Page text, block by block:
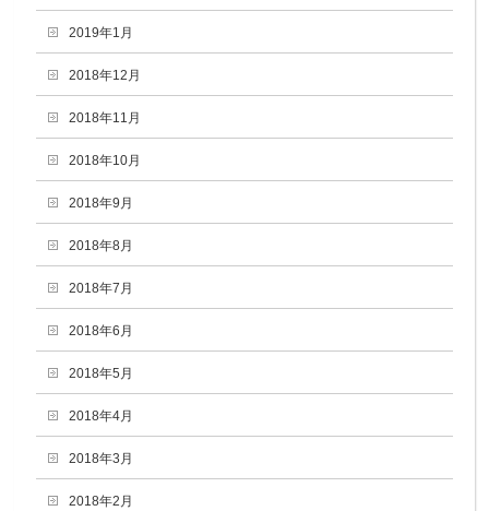
2019年1月
2018年12月
2018年11月
2018年10月
2018年9月
2018年8月
2018年7月
2018年6月
2018年5月
2018年4月
2018年3月
2018年2月